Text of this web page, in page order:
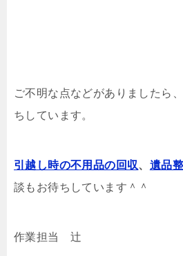
ご不明な点などがありましたら
ちしています。
引越し時の不用品の回収、 遺品
談もお待ちしています＾＾
作業担当 辻